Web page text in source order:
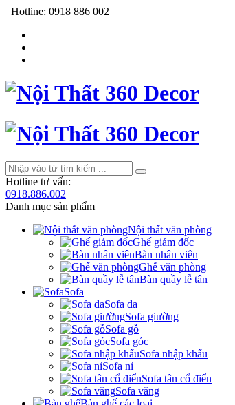
Hotline: 0918 886 002
Hotline tư vấn:
0918.886.002
Danh mục sản phẩm
Nội thất văn phòng
Ghế giám đốc
Bàn nhân viên
Ghế văn phòng
Bàn quầy lễ tân
Sofa
Sofa da
Sofa giường
Sofa gỗ
Sofa góc
Sofa nhập khẩu
Sofa nỉ
Sofa tân cổ điển
Sofa văng